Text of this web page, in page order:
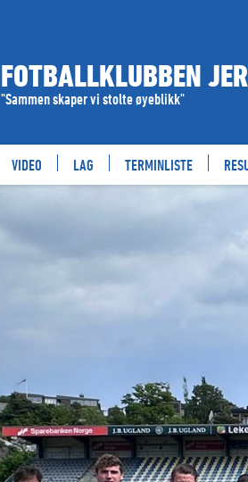
FOTBALLKLUBBEN
"Sammen skaper vi stolte øyeblikk"
VIDEO LAG TERMINLISTE